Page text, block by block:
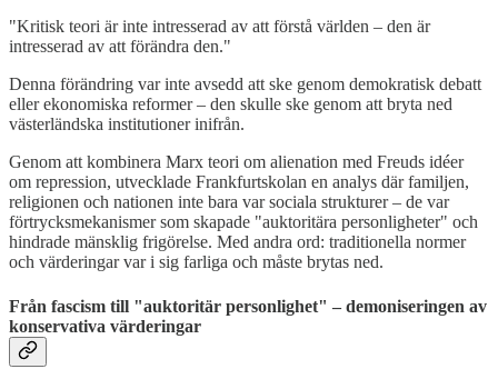
"Kritisk teori är inte intresserad av att förstå världen – den är
intresserad av att förändra den."
Denna förändring var inte avsedd att ske genom demokratisk debatt
eller ekonomiska reformer – den skulle ske genom att bryta ned
västerländska institutioner inifrån.
Genom att kombinera Marx teori om alienation med Freuds idéer
om repression, utvecklade Frankfurtskolan en analys där familjen,
religionen och nationen inte bara var sociala strukturer – de var
förtrycksmekanismer som skapade "auktoritära personligheter" och
hindrade mänsklig frigörelse. Med andra ord: traditionella normer
och värderingar var i sig farliga och måste brytas ned.
Från fascism till "auktoritär personlighet" – demoniseringen av
konservativa värderingar